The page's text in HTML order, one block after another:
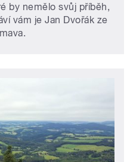
by nemělo svůj příběh,
vám je Jan Dvořák ze